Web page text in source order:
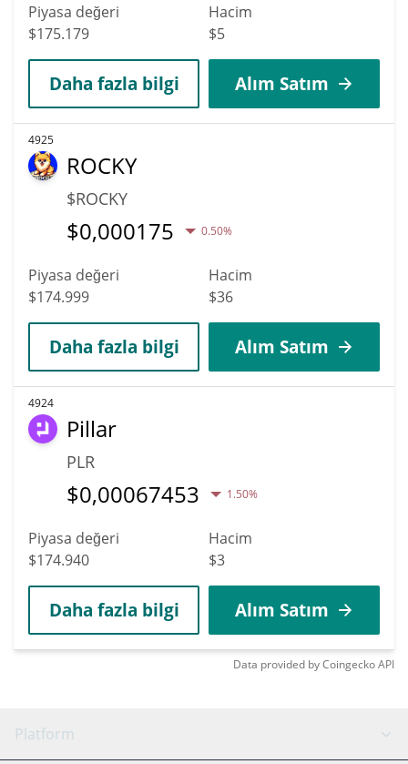
Piyasa değeri
$175.179
Hacim
$5
Daha fazla bilgi Alım Satım
4925
ROCKY
$ROCKY
$0,000175 0.50%
Piyasa değeri
$174.999
Hacim
$36
Daha fazla bilgi Alım Satım
4924
Pillar
PLR
$0,00067453 1.50%
Piyasa değeri
$174.940
Hacim
$3
Daha fazla bilgi Alım Satım
Data provided byCoingeckoAPI
Platform